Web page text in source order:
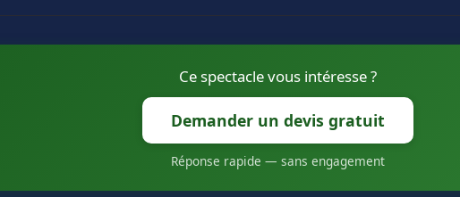
Ce spectacle vous intéresse ?
Demander un devis gratuit
Réponse rapide — sans engagement